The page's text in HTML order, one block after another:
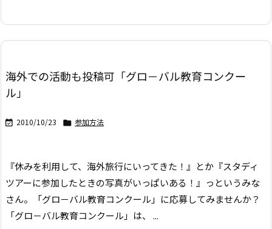
海外での活動も投稿可「グロ－バル教育コンクー
ル」
 2010/10/23  参加方法
『休みを利用して、海外旅行にいってきた！』とか 『スタディ
ツアーに参加したときの写真がいっぱいある！』っというみな
さん。
「グロ－バル教育コンクール」に応募してみませんか？
「グロ－バル教育コンクール」は、 ...